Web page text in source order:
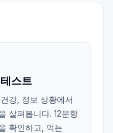
스트
강, 정보 상황에서
살펴봅니다. 12문항
확인하고, 먹는